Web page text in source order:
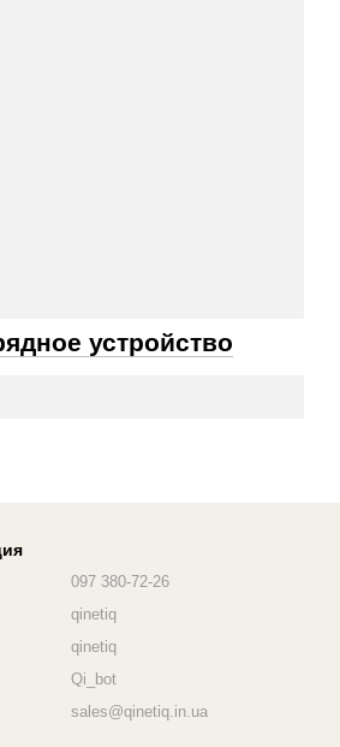
устройство
097 380-72-26
qinetiq
qinetiq
Qi_bot
sales@qinetiq.in.ua